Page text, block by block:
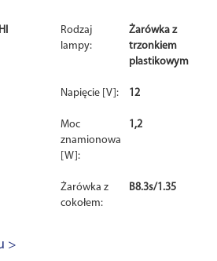
Rodzaj
lampy:
Żarówka z
trzonkiem
plastikowym
Napięcie [V]: 12
Moc
znamionowa
[W]:
1,2
Żarówka z
cokołem:
B8.3s/1.35
>